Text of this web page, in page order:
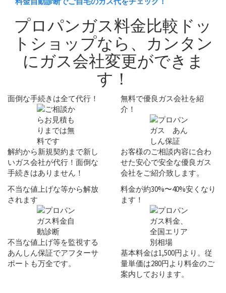
プロパンガス料金比較ドッ
トショップなら、
カンタン
にガス会社変更ができま
す！
面倒な手続きは全て代行！
解約から新規契約まで新し
いガス会社が代行！ 面倒な
手続きはありません！
無料で優良ガス会社を紹
介！
お客様のご相談内容に合わ
せた安心で安全な優良ガス
会社をご紹介致します。
不当な値上げな等から解放
されます
不当な値上げ等を監視する
あんしん保証でアフターサ
ポートも万全です。
料金が約30%〜40%安くなり
ます！
基本料金は1,500円より。従
量単価は280円より料金のご
案内しております。